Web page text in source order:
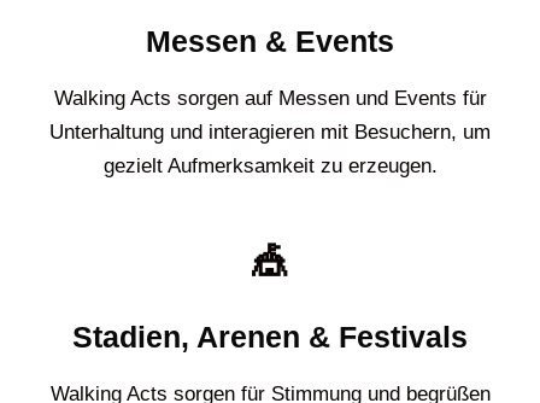
Messen & Events
Walking Acts sorgen auf Messen und Events für
Unterhaltung und interagieren mit Besuchern, um
gezielt Aufmerksamkeit zu erzeugen.
🎪
Stadien, Arenen & Festivals
Walking Acts sorgen für Stimmung und begrüßen